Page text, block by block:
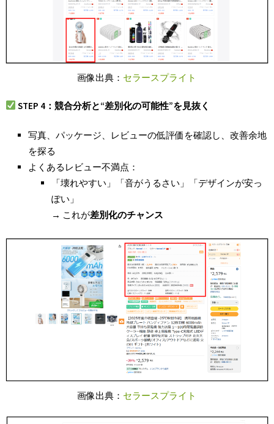
画像出典： セラースプライト
STEP 4 ：競合分析と“差別化の可能性”を見抜く
写真、パッケージ、レビューの低評価を確認し、改善余地
を探る
よくあるレビュー不満点：
「壊れやすい」「音がうるさい」「デザインが安っ
ぽい」
→ これが差別化のチャンス
画像出典： セラースプライト